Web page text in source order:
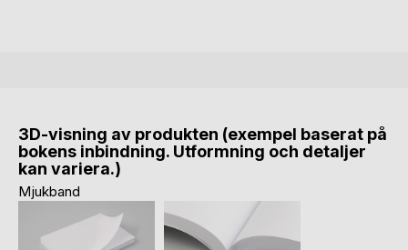
3D-visning av produkten (exempel baserat på
bokens inbindning. Utformning och detaljer
kan variera.)
Mjukband